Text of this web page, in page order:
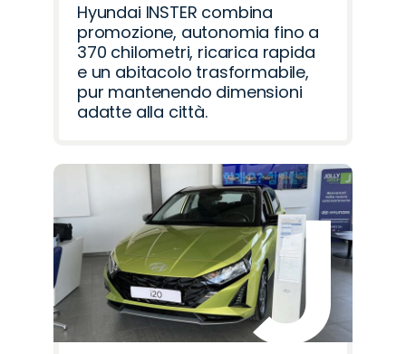
Hyundai INSTER combina
promozione, autonomia fino a
370 chilometri, ricarica rapida
e un abitacolo trasformabile,
pur mantenendo dimensioni
adatte alla città.